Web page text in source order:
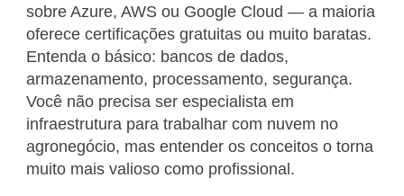
sobre Azure, AWS ou Google Cloud — a maioria
oferece certificações gratuitas ou muito baratas.
Entenda o básico: bancos de dados,
armazenamento, processamento, segurança.
Você não precisa ser especialista em
infraestrutura para trabalhar com nuvem no
agronegócio, mas entender os conceitos o torna
muito mais valioso como profissional.